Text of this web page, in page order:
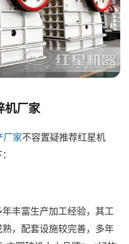
机厂家
厂家不容置疑推荐红星机
丰富生产加工经验，其工
，配套设施较完善，多年